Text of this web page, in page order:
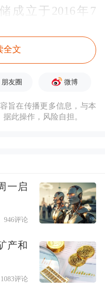
成立于2016年7
、生产制造、封
于一体的存储器
3D NAND存储芯
Xtacking架构已
12%。据媒体报
季度营收已突破
长。
存储IDM厂商长
招股说明书（申
全文
朋友圈 微博
旨在传播更多信息，与本
此操作，风险自担。
一启
946评论
产和
1083评论